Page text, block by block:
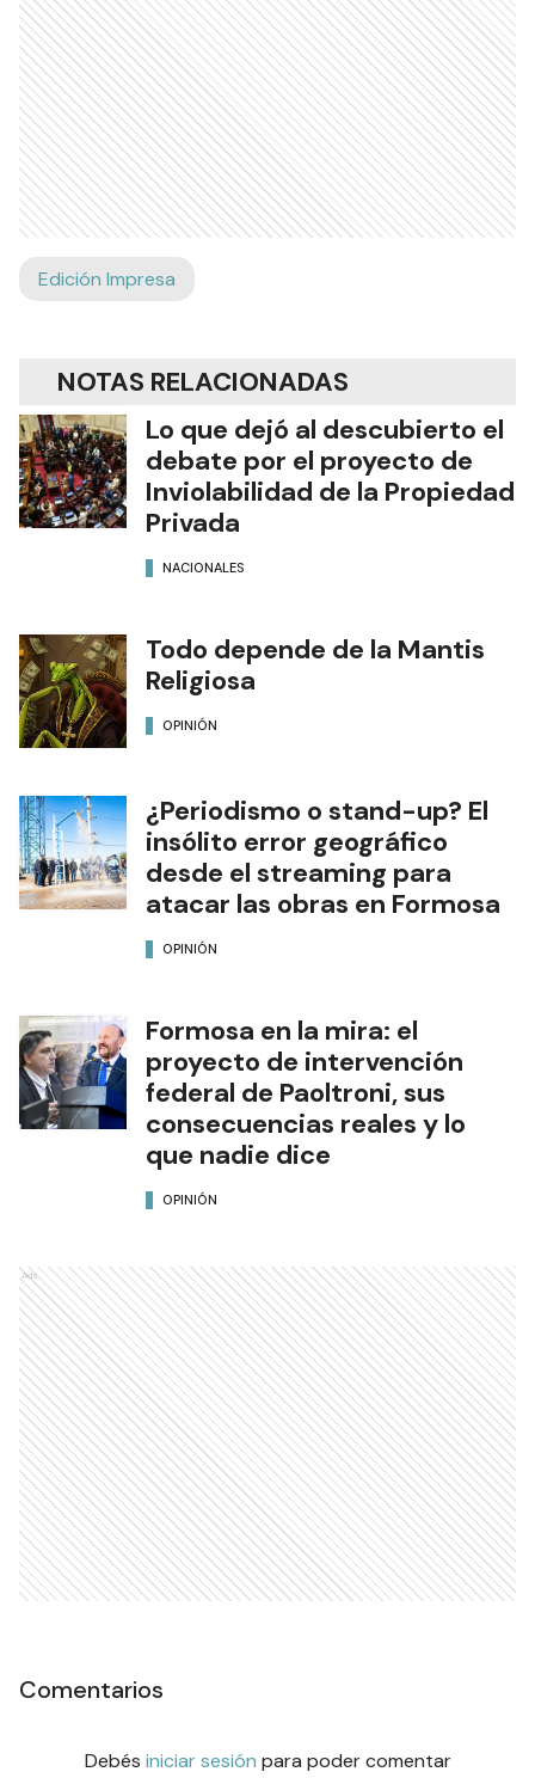
Edición Impresa
NOTAS RELACIONADAS
Lo que dejó al descubierto el
debate por el proyecto de
Inviolabilidad de la Propiedad
Privada
NACIONALES
Todo depende de la Mantis
Religiosa
OPINIÓN
¿Periodismo o stand-up? El
insólito error geográfico
desde el streaming para
atacar las obras en Formosa
OPINIÓN
Formosa en la mira: el
proyecto de intervención
federal de Paoltroni, sus
consecuencias reales y lo
que nadie dice
OPINIÓN
Ads
Comentarios
Debés iniciar sesión para poder comentar